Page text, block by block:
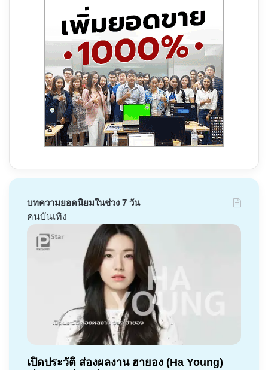
บทความยอดนิยมในช่วง 7 วัน
คนบันเทิง
เปิดประวัติ ส่องผลงาน ฮายอง (Ha Young)